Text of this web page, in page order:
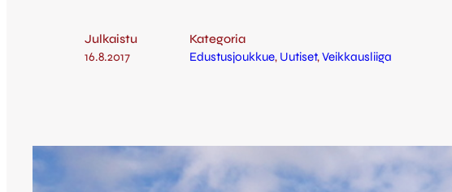
Julkaistu
16.8.2017
Kategoria
Edustusjoukkue, Uutiset, Veikkausliiga